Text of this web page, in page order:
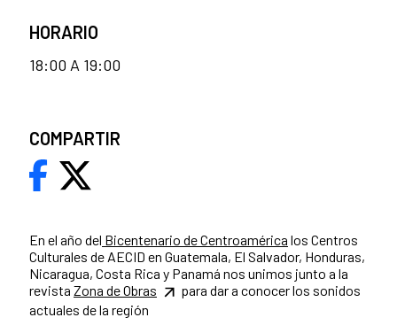
En el año del Bicentenario de Centroamérica los Centros
Culturales de AECID en Guatemala, El Salvador, Honduras,
Nicaragua, Costa Rica y Panamá nos unimos junto a la
revista Zona de Obras
para dar a conocer los sonidos
actuales de la región
HORARIO
18:00 A 19:00
COMPARTIR